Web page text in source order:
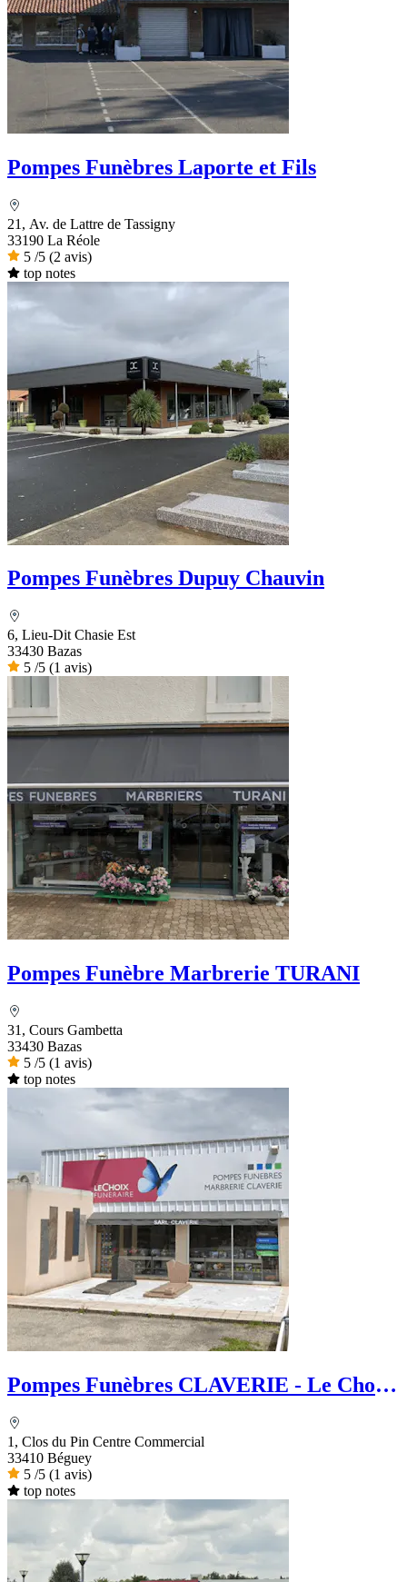
Pompes Funèbres Laporte et Fils
21, Av. de Lattre de Tassigny
33190 La Réole
5 /5 (2 avis)
top notes
Pompes Funèbres Dupuy Chauvin
6, Lieu-Dit Chasie Est
33430 Bazas
5 /5 (1 avis)
Pompes Funèbre Marbrerie TURANI
31, Cours Gambetta
33430 Bazas
5 /5 (1 avis)
top notes
Pompes Funèbres CLAVERIE - Le Choix
1, Clos du Pin Centre Commercial
33410 Béguey
5 /5 (1 avis)
top notes